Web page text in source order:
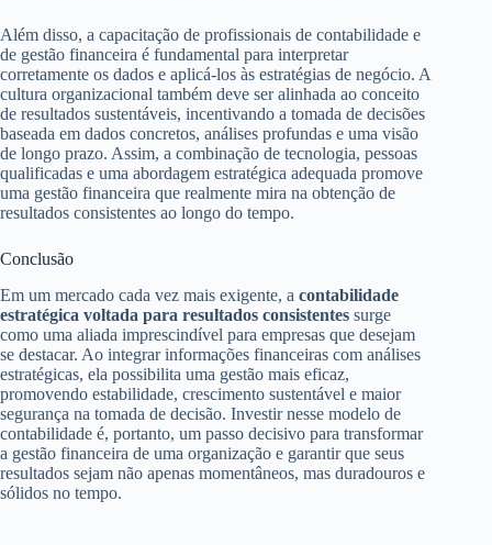
Além disso, a capacitação de profissionais de contabilidade e
de gestão financeira é fundamental para interpretar
corretamente os dados e aplicá-los às estratégias de negócio. A
cultura organizacional também deve ser alinhada ao conceito
de resultados sustentáveis, incentivando a tomada de decisões
baseada em dados concretos, análises profundas e uma visão
de longo prazo. Assim, a combinação de tecnologia, pessoas
qualificadas e uma abordagem estratégica adequada promove
uma gestão financeira que realmente mira na obtenção de
resultados consistentes ao longo do tempo.
Conclusão
Em um mercado cada vez mais exigente, a contabilidade
estratégica voltada para resultados consistentes surge
como uma aliada imprescindível para empresas que desejam
se destacar. Ao integrar informações financeiras com análises
estratégicas, ela possibilita uma gestão mais eficaz,
promovendo estabilidade, crescimento sustentável e maior
segurança na tomada de decisão. Investir nesse modelo de
contabilidade é, portanto, um passo decisivo para transformar
a gestão financeira de uma organização e garantir que seus
resultados sejam não apenas momentâneos, mas duradouros e
sólidos no tempo.